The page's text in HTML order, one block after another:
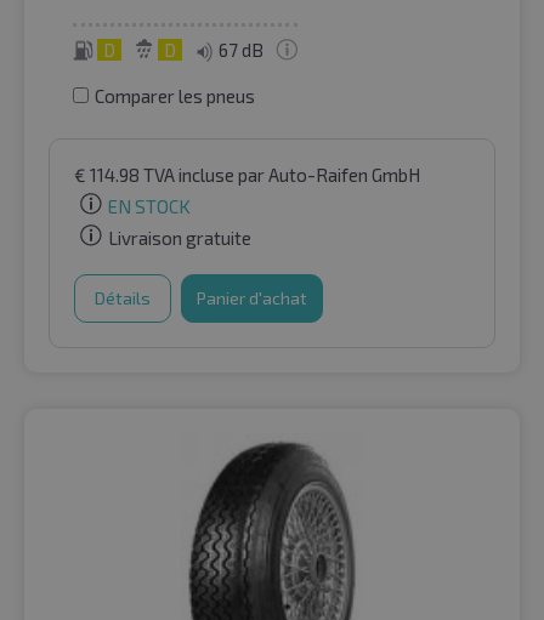
D D 67 dB
Comparer les pneus
€ 114.98 TVA incluse par Auto-Raifen GmbH
EN STOCK
Livraison gratuite
Détails Panier d'achat